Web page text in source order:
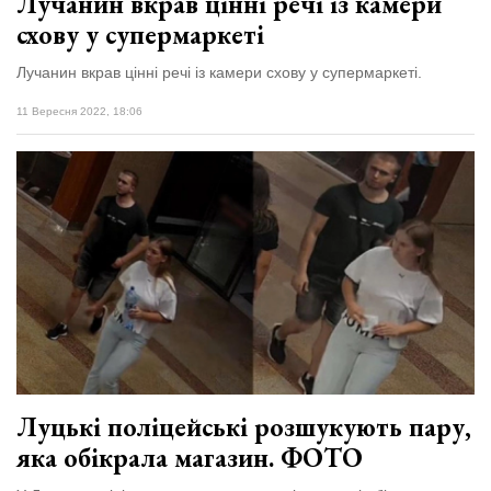
схову у супермаркеті
Лучанин вкрав цінні речі із камери схову у супермаркеті.
11 Вересня 2022, 18:06
Луцькі поліцейські розшукують пару,
яка обікрала магазин. ФОТО